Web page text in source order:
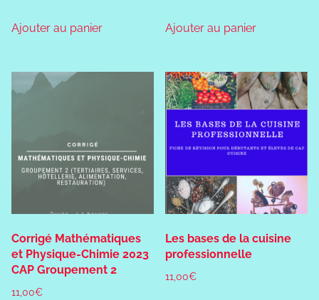
Ajouter au panier Ajouter au panier
Corrigé Mathématiques
et Physique-Chimie 2023
CAP Groupement 2
11,00€
Les bases de la cuisine
professionnelle
11,00€